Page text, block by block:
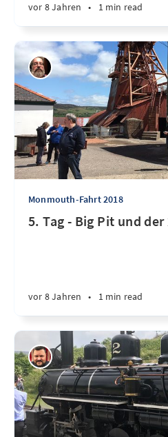
vor 8 Jahren • 1 min read
Monmouth-Fahrt 2018
5. Tag - Big Pit und
vor 8 Jahren • 1 min read